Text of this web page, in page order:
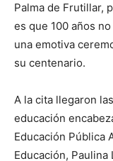
Palma de Frutillar,
es que 100 años
una emotiva
su centenario.
A la cita llegaron
educación
Educación Pública
Educación,